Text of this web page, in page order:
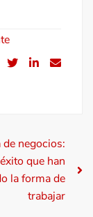
negocios:
que han
la forma de
trabajar